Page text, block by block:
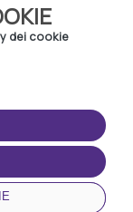
dei cookie
L'APP